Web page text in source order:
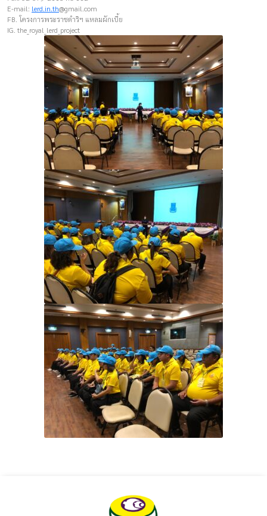
E-mail: lerd.in.th@gmail.com
FB. โครงการพระราชดำริฯ แหลมผักเบี้ย
IG. the_royal_lerd_project